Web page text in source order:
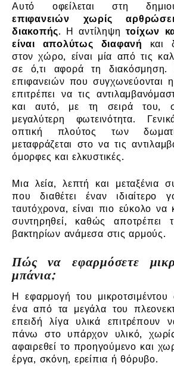
Αυτό οφείλεται στη
επιφανειών χωρίς
διακοπής. Η αντίληψη τοίχων
είναι απολύτως διαφανή και
στον χώρο, είναι μία από τις
σε ό,τι αφορά τη διακόσμηση.
επιφανειών που συγχωνεύονται
επιτρέπει να τις
και αυτό, με τη σειρά του,
μεγαλύτερη φωτεινότητα.
οπτική πλούτος των
μεταφράζεται στο να τις
όμορφες και ελκυστικές.
Μια λεία, λεπτή και μεταξένια
που διαθέτει έναν ιδιαίτερο
ταυτόχρονα, είναι πιο εύκολο να
συντηρηθεί, καθώς αποτρέπει
βακτηρίων ανάμεσα στις αρμούς.
Πώς να εφαρμόσετε
μπάνια;
Η εφαρμογή του μικροτσιμέντου
ένα από τα μεγάλα του
επειδή λίγα υλικά επιτρέπουν
πάνω στο υπάρχον υλικό,
αφαιρεθεί το προηγούμενο και
έργα, σκόνη, ερείπια ή θόρυβο.